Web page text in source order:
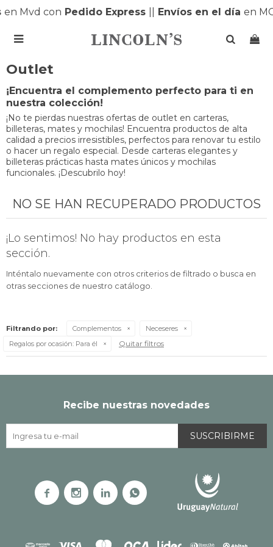
en Mvd conPedido Express Envíos en el día en

Outlet
¡Encuentra el complemento perfecto para ti en
nuestra colección!
¡No te pierdas nuestras ofertas de outlet en carteras,
billeteras, mates y mochilas! Encuentra productos de alta
calidad a precios irresistibles, perfectos para renovar tu estilo
o hacer un regalo especial. Desde carteras elegantes y
billeteras prácticas hasta mates únicos y mochilas
funcionales. ¡Descubrilo hoy!
NO SE HAN RECUPERADO PRODUCTOS
¡Lo sentimos! No hay productos en esta
sección.
Inténtalo nuevamente con otros criterios de filtrado o busca en
otras secciones de nuestro catálogo.
Filtrando por: Complementos
Neceseres
Regalos por ocasión: Para él Quitar filtros
Recibe nuestras novedades
SUSCRIBIRME
   